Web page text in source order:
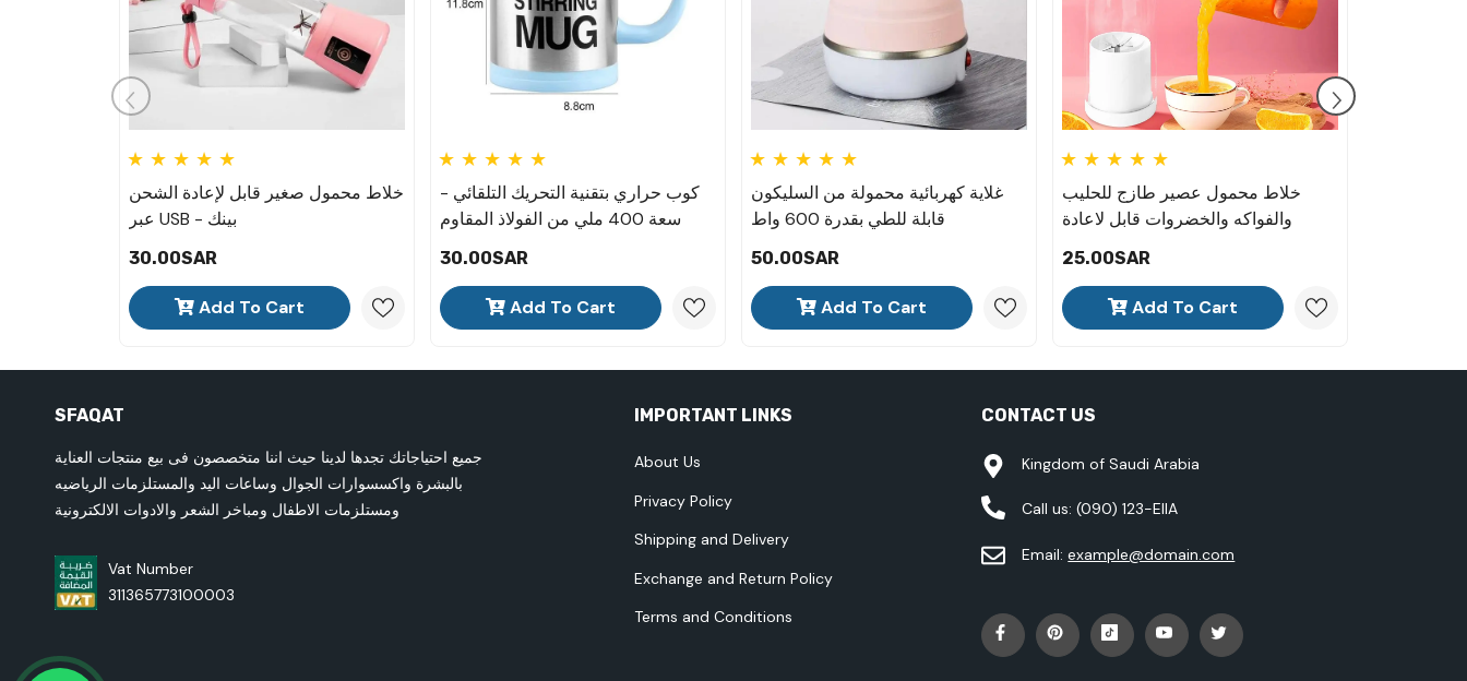
خلاط محمول صغير قابل لإعادة الشحن
عبر USB - بينك
30.00SAR
Add To Cart
كوب حراري بتقنية التحريك التلقائي -
سعة 400 ملي من الفولاذ المقاوم
للصدأ
30.00SAR
Add To Cart
غلاية كهربائية محمولة من السليكون
قابلة للطي بقدرة 600 واط
50.00SAR
Add To Cart
خلاط محمول عصير طازج للحليب
والفواكه والخضروات قابل لاعادة
الشحن بمنفذ USB للمنزل والسفر
والرياضة والمكتب باللون الابيض
25.00SAR
Add To Cart
SFAQAT
جميع احتياجاتك تجدها لدينا حيث اننا متخصصون فى بيع منتجات العناية
بالبشرة واكسسوارات الجوال وساعات اليد والمستلزمات الرياضيه
ومستلزمات الاطفال ومباخر الشعر والادوات الالكترونية
Vat Number
311365773100003
IMPORTANT LINKS
About Us
Privacy Policy
Shipping and Delivery
Exchange and Return Policy
Terms and Conditions
CONTACT US
Kingdom of Saudi Arabia
Call us:(090) 123-EIIA
Email:example@domain.com